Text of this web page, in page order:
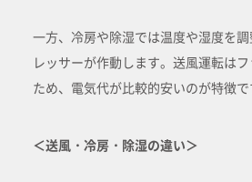
一方、冷房や除湿では温度や湿度を
レッサーが作動します。送風運転は
ため、電気代が比較的安いのが特徴で
＜送風・冷房・除湿の違い＞